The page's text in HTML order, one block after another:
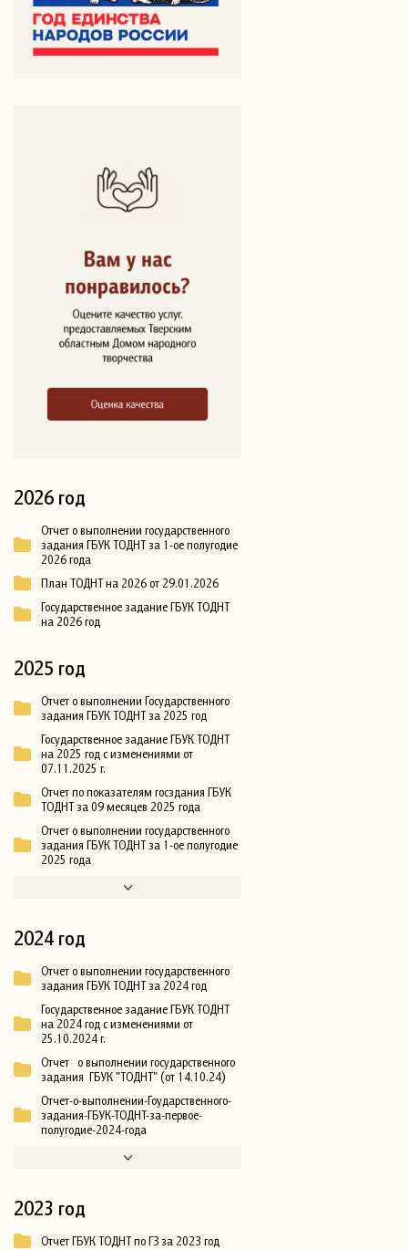
2026 год
Отчет о выполнении государственного
задания ГБУК ТОДНТ за 1-ое полугодие
2026 года
План ТОДНТ на 2026 от 29.01.2026
Государственное задание ГБУК ТОДНТ
на 2026 год
2025 год
Отчет о выполнении Государственного
задания ГБУК ТОДНТ за 2025 год
Государственное задание ГБУК ТОДНТ
на 2025 год с изменениями от
07.11.2025 г.
Отчет по показателям госздания ГБУК
ТОДНТ за 09 месяцев 2025 года
Отчет о выполнении государственного
задания ГБУК ТОДНТ за 1-ое полугодие
2025 года
2024 год
Отчет о выполнении государственного
задания ГБУК ТОДНТ за 2024 год
Государственное задание ГБУК ТОДНТ
на 2024 год с изменениями от
25.10.2024 г.
Отчет о выполнении государственного
задания ГБУК "ТОДНТ" (от 14.10.24)
Отчет-о-выполнении-Гоударственного-
задания-ГБУК-ТОДНТ-за-первое-
полугодие-2024-года
2023 год
Отчет ГБУК ТОДНТ по ГЗ за 2023 год